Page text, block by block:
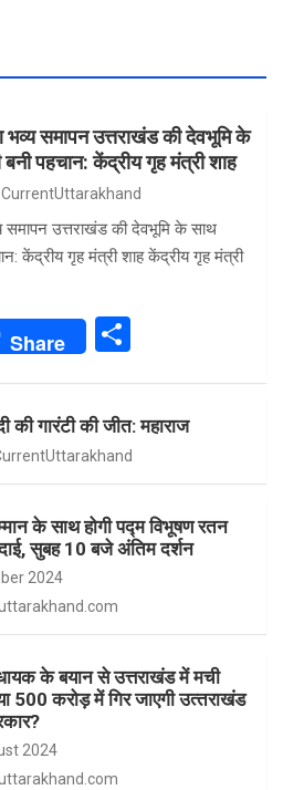
समापन उत्तराखंड की देवभूमि के
पहचान: केंद्रीय गृह मंत्री शाह
CurrentUttarakhand
समापन उत्तराखंड की देवभूमि के साथ
केंद्रीय गृह मंत्री शाह केंद्रीय गृह मंत्री
Share
e
की गारंटी की जीत: महाराज
के साथ होगी पद्म विभूषण रतन
सुबह 10 बजे अंतिम दर्शन
2024
के बयान से उत्तराखंड में मची
500 करोड़ में गिर जाएगी उत्‍तराखंड
2024